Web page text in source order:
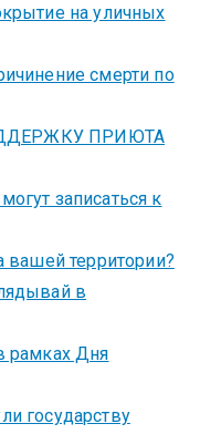
на уличных
смерти по
ПРИЮТА
записаться к
вашей территории?
в
рамках Дня
государству